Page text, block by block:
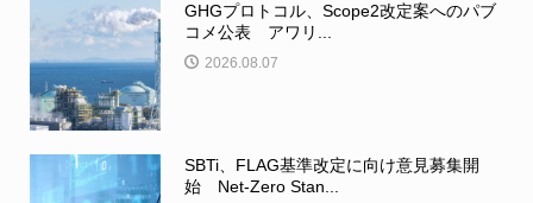
GHGプロトコル、Scope2改定案へのパブ
コメ公表 アワリ...
2026.08.07
SBTi、FLAG基準改定に向け意見募集開
始 Net-Zero Stan...